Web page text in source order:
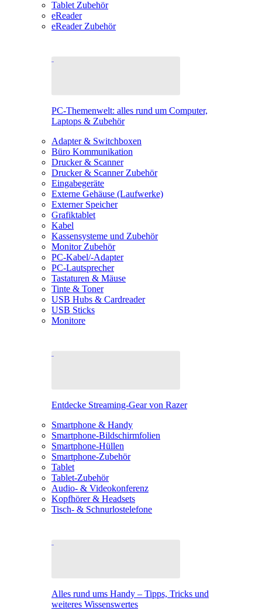
Tablet Zubehör
eReader
eReader Zubehör
PC-Themenwelt: alles rund um Computer,
Laptops & Zubehör
Adapter & Switchboxen
Büro Kommunikation
Drucker & Scanner
Drucker & Scanner Zubehör
Eingabegeräte
Externe Gehäuse (Laufwerke)
Externer Speicher
Grafiktablet
Kabel
Kassensysteme und Zubehör
Monitor Zubehör
PC-Kabel/-Adapter
PC-Lautsprecher
Tastaturen & Mäuse
Tinte & Toner
USB Hubs & Cardreader
USB Sticks
Monitore
Entdecke Streaming-Gear von Razer
Smartphone & Handy
Smartphone-Bildschirmfolien
Smartphone-Hüllen
Smartphone-Zubehör
Tablet
Tablet-Zubehör
Audio- & Videokonferenz
Kopfhörer & Headsets
Tisch- & Schnurlostelefone
Alles rund ums Handy – Tipps, Tricks und
weiteres Wissenswertes